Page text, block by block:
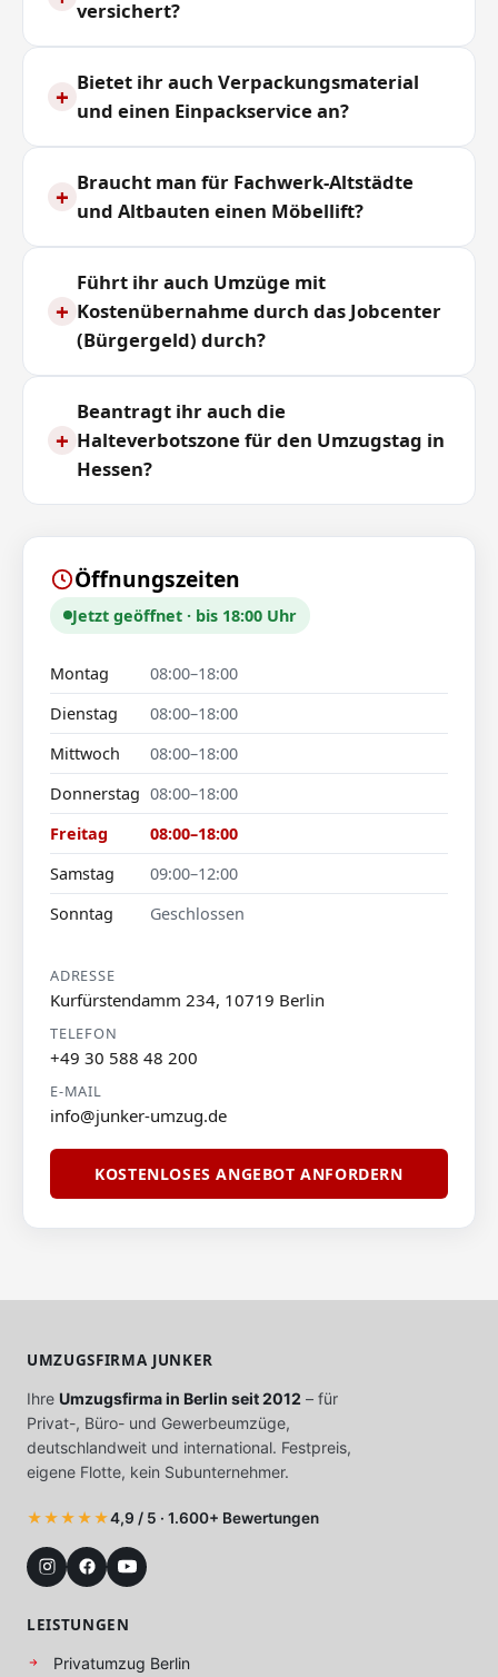
versichert?
+ Bietet ihr auch Verpackungsmaterial
und einen Einpackservice an?
+ Braucht man für Fachwerk-Altstädte
und Altbauten einen Möbellift?
+
Führt ihr auch Umzüge mit
Kostenübernahme durch das Jobcenter
(Bürgergeld) durch?
+
Beantragt ihr auch die
Halteverbotszone für den Umzugstag in
Hessen?
Öffnungszeiten
Jetzt geöffnet · bis 18:00 Uhr
Montag
08:00–18:00
Dienstag
08:00–18:00
Mittwoch
08:00–18:00
Donnerstag 08:00–18:00
Freitag
08:00–18:00
Samstag
09:00–12:00
Sonntag
Geschlossen
ADRESSE
Kurfürstendamm 234, 10719 Berlin
TELEFON
+49 30 588 48 200
E-MAIL
info@junker-umzug.de
KOSTENLOSES ANGEBOT ANFORDERN
UMZUGSFIRMA JUNKER
Ihre Umzugsfirma in Berlin seit 2012 – für
Privat-, Büro- und Gewerbeumzüge,
deutschlandweit und international. Festpreis,
eigene Flotte, kein Subunternehmer.
★★★★★4,9 / 5 · 1.600+ Bewertungen
LEISTUNGEN
Privatumzug Berlin